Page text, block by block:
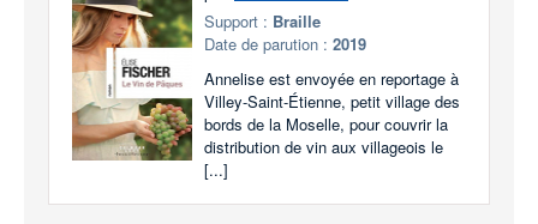
Support : Braille
Date de parution : 2019
Annelise est envoyée en reportage à
Villey-Saint-Étienne, petit village des
bords de la Moselle, pour couvrir la
distribution de vin aux villageois le
[...]